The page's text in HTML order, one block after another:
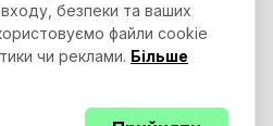
Всі права захищені.
конфіденційності
Угода
безпеки та ваших
файли cookie
чи реклами. Більше